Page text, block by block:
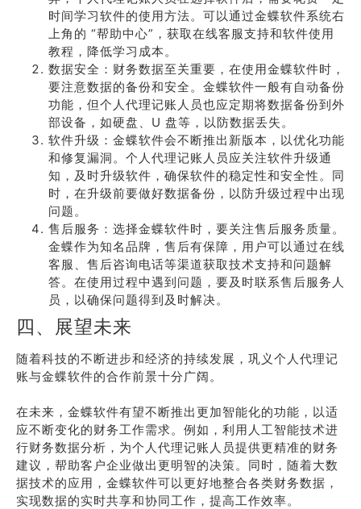
时间学习软件的使用方法。可以通过金蝶软件系统右
上角的 “帮助中心”，获取在线客服支持和软件使用
教程，降低学习成本。
数据安全：财务数据至关重要，在使用金蝶软件时，
要注意数据的备份和安全。金蝶软件一般有自动备份
功能，但个人代理记账人员也应定期将数据备份到外
部设备，如硬盘、U 盘等，以防数据丢失。
软件升级：金蝶软件会不断推出新版本，以优化功能
和修复漏洞。个人代理记账人员应关注软件升级通
知，及时升级软件，确保软件的稳定性和安全性。同
时，在升级前要做好数据备份，以防升级过程中出现
问题。
售后服务：选择金蝶软件时，要关注售后服务质量。
金蝶作为知名品牌，售后有保障，用户可以通过在线
客服、售后咨询电话等渠道获取技术支持和问题解
答。在使用过程中遇到问题，要及时联系售后服务人
员，以确保问题得到及时解决。
四、展望未来
随着科技的不断进步和经济的持续发展，巩义个人代理记
账与金蝶软件的合作前景十分广阔。
在未来，金蝶软件有望不断推出更加智能化的功能，以适
应不断变化的财务工作需求。例如，利用人工智能技术进
行财务数据分析，为个人代理记账人员提供更精准的财务
建议，帮助客户企业做出更明智的决策。同时，随着大数
据技术的应用，金蝶软件可以更好地整合各类财务数据，
实现数据的实时共享和协同工作，提高工作效率。